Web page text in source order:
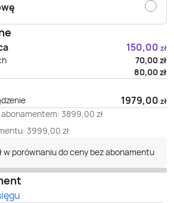
150,00 zł
70,00zł
80,00zł
1979,00 zł
3899,00 zł
3999,00 zł
w porównaniu do ceny bez abonamentu